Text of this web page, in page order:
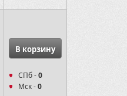
В корзину
СПб -0
Мск -0